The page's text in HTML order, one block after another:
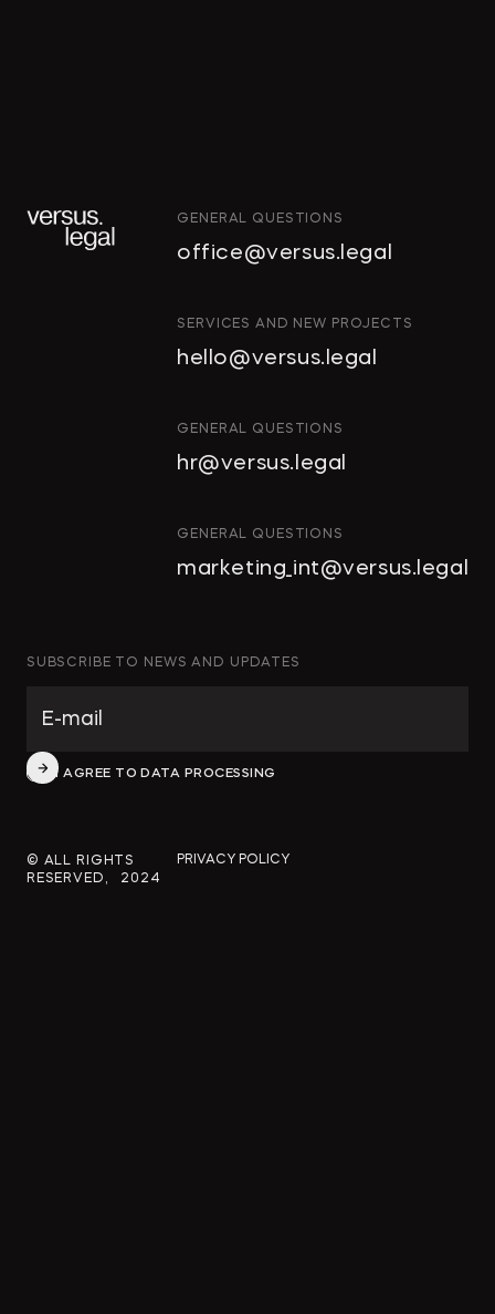
ИНТЕЛЛЕКТУАЛЬНАЯ
ИНВЕСТИЦИОННЫЕ ПРОЕКТЫ И
АРХИТЕКТУРА И
КОРПОРАТИВНОЕ ПРАВО И M&A
БАНКРОТСТВО
ЧАСТНЫЕ КЛИЕНТЫ
GENERAL QUESTIONS
office@versus.legal
SERVICES AND NEW PROJECTS
hello@versus.legal
GENERAL QUESTIONS
hr@versus.legal
GENERAL QUESTIONS
marketing_int@versus.legal
SUBSCRIBE TO NEWS AND UPDATES
I AGREE TO DATA PROCESSING
© ALL RIGHTS
RESERVED, 2024
PRIVACY POLICY